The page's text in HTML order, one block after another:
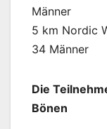
Männer
5 km Nordic
34 Männer
Die
Bönen